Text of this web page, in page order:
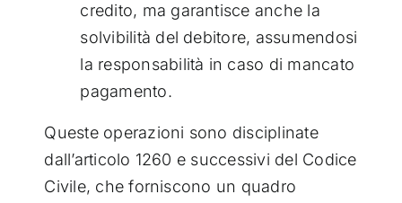
credito, ma garantisce anche la
solvibilità del debitore, assumendosi
la responsabilità in caso di mancato
pagamento.
Queste operazioni sono disciplinate
dall’articolo 1260 e successivi del Codice
Civile, che forniscono un quadro